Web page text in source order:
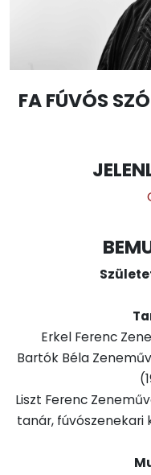
FA FÚVÓS
Erkel Ferenc
Bartók Béla
Liszt Ferenc
tanár, fúvószenekari